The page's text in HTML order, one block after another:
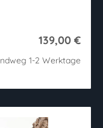
139,00 €
1-2 Werktage